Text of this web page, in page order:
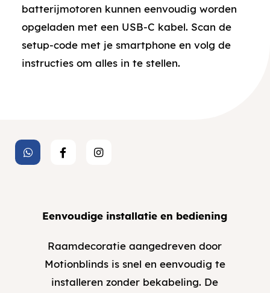
batterijmotoren kunnen eenvoudig worden
opgeladen met een USB-C kabel. Scan de
setup-code met je smartphone en volg de
instructies om alles in te stellen.
Eenvoudige installatie en bediening
Raamdecoratie aangedreven door
Motionblinds is snel en eenvoudig te
installeren zonder bekabeling. De